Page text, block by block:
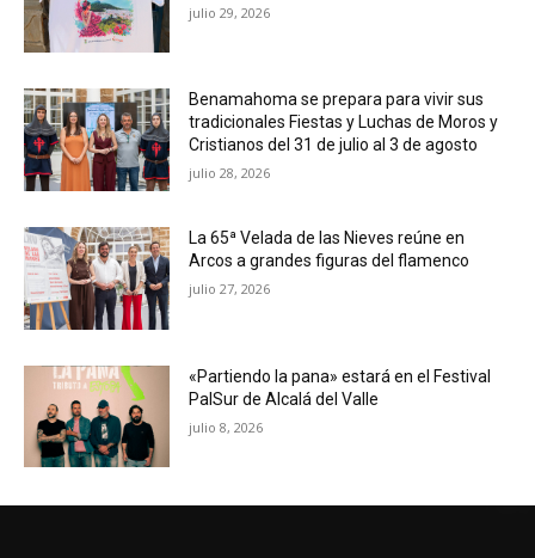
julio 29, 2026
Benamahoma se prepara para vivir sus
tradicionales Fiestas y Luchas de Moros y
Cristianos del 31 de julio al 3 de agosto
julio 28, 2026
La 65ª Velada de las Nieves reúne en
Arcos a grandes figuras del flamenco
julio 27, 2026
«Partiendo la pana» estará en el Festival
PalSur de Alcalá del Valle
julio 8, 2026